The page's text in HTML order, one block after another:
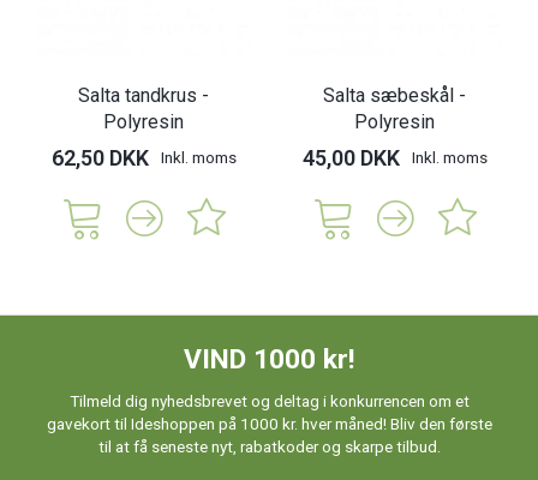
Salta tandkrus -
Polyresin
62,50 DKK Inkl. moms
Salta sæbeskål -
Polyresin
45,00 DKK Inkl. moms
VIND 1000 kr!
Tilmeld dig nyhedsbrevet og deltag i konkurrencen om et
gavekort til Ideshoppen på 1000 kr. hver måned! Bliv den første
til at få seneste nyt, rabatkoder og skarpe tilbud.